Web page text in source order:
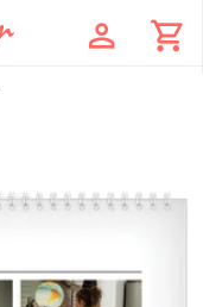
profile shopping_cart